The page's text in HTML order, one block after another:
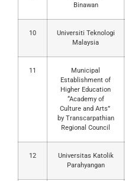
Binawan
10
Universiti Teknologi
Malaysia
11
Municipal
Establishment of
Higher Education
“Academy of
Culture and Arts”
by Transcarpathian
Regional Council
12
Universitas Katolik
Parahyangan